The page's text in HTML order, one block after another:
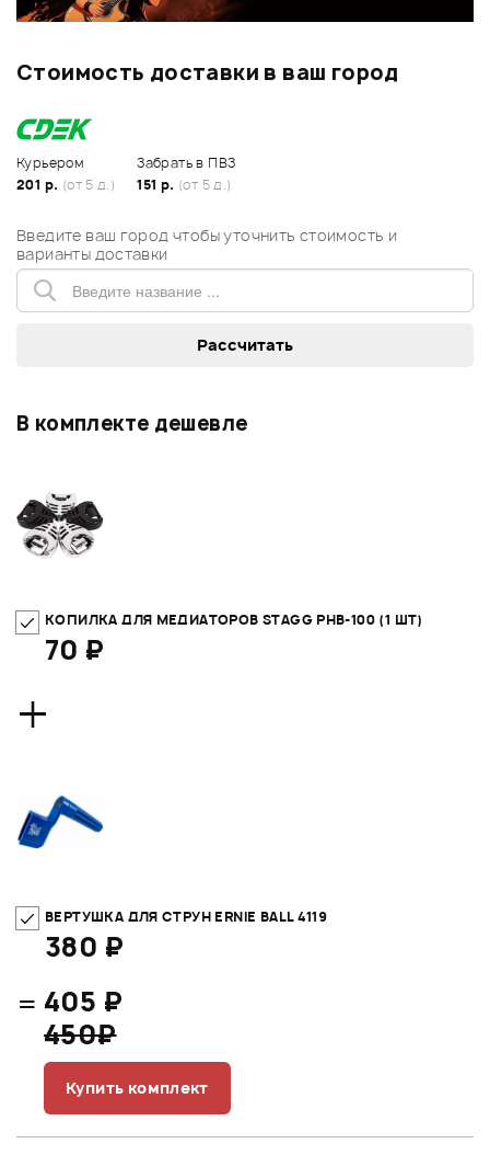
Стоимость доставки в ваш город
Курьером
201 р. (от 5 д.)
Забрать в ПВЗ
151 р. (от 5 д.)
Введите ваш город чтобы уточнить стоимость и
варианты доставки
В комплекте дешевле
КОПИЛКА ДЛЯ МЕДИАТОРОВ STAGG PHB-100 (1 ШТ)
70 ₽
+
ВЕРТУШКА ДЛЯ СТРУН ERNIE BALL 4119
380 ₽
= 405 ₽
450₽
Купить комплект